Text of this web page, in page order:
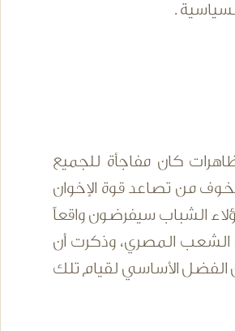
.
كان مفاجأة للجميع
من تصاعد قوة الإخوان
الشباب سيفرضون واقعاً
الشعب المصري، وذكرت أن
الفضل الأساسي لقيام تلك